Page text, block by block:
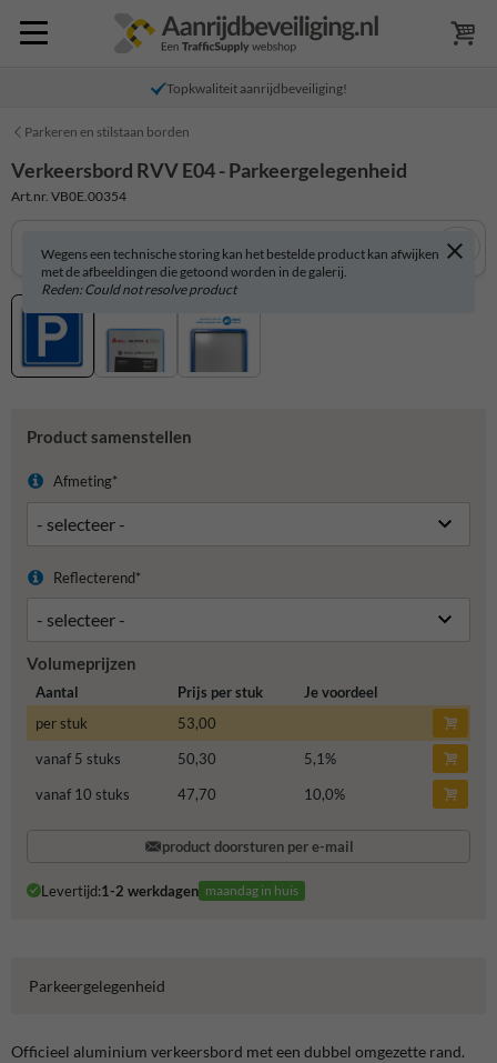
Topkwaliteit aanrijdbeveiliging!
Parkeren en stilstaan borden
Verkeersbord RVV E04 - Parkeergelegenheid
Art.nr. VB0E.00354
Wegens een technische storing kan het bestelde product kan afwijken
met de afbeeldingen die getoond worden in de galerij.
Reden: Could not resolve product
Product samenstellen
Afmeting*
Reflecterend*
Volumeprijzen
Aantal Prijs per stuk
Je voordeel
per stuk
53,00
vanaf 5 stuks
50,30 5,1%
vanaf 10 stuks
47,70 10,0%
product doorsturen per e-mail
Levertijd:1-2 werkdagen maandag in huis
Parkeergelegenheid
Officieel aluminium verkeersbord met een dubbel omgezette rand.